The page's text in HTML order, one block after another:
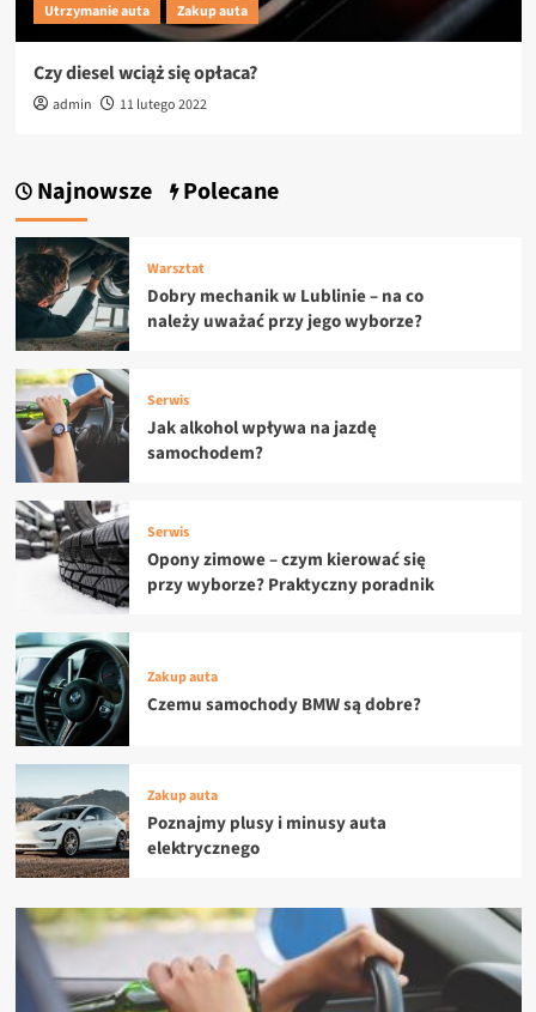
Utrzymanie auta Zakup auta
Czy diesel wciąż się opłaca?
admin 11 lutego 2022
Najnowsze Polecane
Warsztat
Dobry mechanik w Lublinie – na co
należy uważać przy jego wyborze?
Serwis
Jak alkohol wpływa na jazdę
samochodem?
Serwis
Opony zimowe – czym kierować się
przy wyborze? Praktyczny poradnik
Zakup auta
Czemu samochody BMW są dobre?
Zakup auta
Poznajmy plusy i minusy auta
elektrycznego